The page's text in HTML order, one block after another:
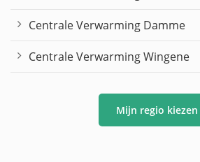
Centrale Verwarming Damme
Centrale Verwarming Wingene
Mijn regio kiezen